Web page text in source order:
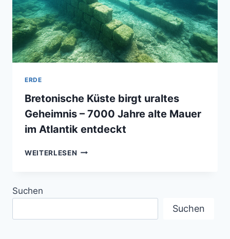
ERDE
Bretonische Küste birgt uraltes
Geheimnis – 7000 Jahre alte Mauer
im Atlantik entdeckt
WEITERLESEN BRETONISCHE
Suchen
Suchen